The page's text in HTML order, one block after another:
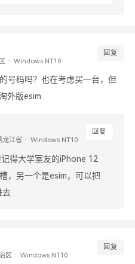
回复
Windows NT10
号码吗？也在考虑买一台，但
外版esim
回复
龙江省 Windows NT10
得大学室友的iPhone 12
，另一个是esim，可以把
去
回复
区 Windows NT10